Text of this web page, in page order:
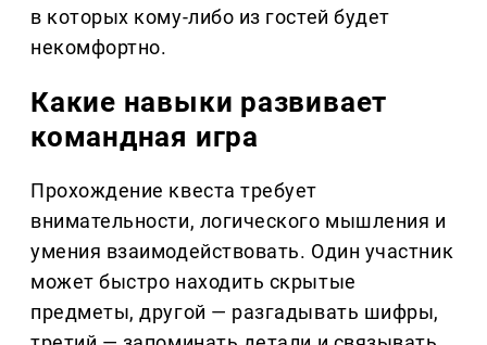
в которых кому-либо из гостей будет
некомфортно.
Какие навыки развивает
командная игра
Прохождение квеста требует
внимательности, логического мышления и
умения взаимодействовать. Один участник
может быстро находить скрытые
предметы, другой — разгадывать шифры,